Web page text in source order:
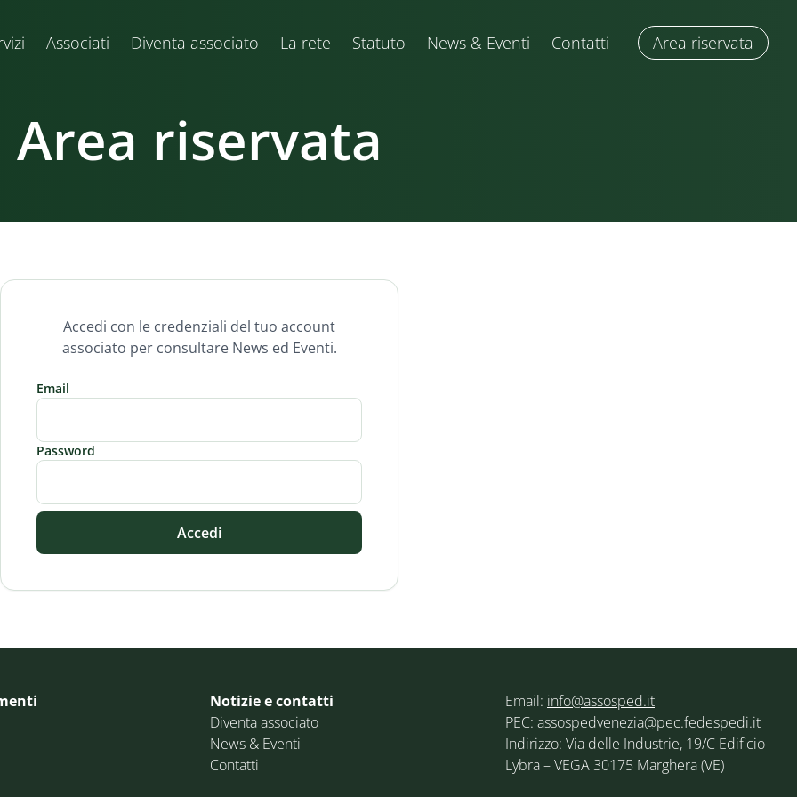
Associati Diventa associato La rete Statuto News & Eventi Contatti Area riservata
Area riservata
Accedi con le credenziali del tuo account
associato per consultare News ed Eventi.
Email
Password
Accedi
Notizie e contatti
Diventa associato
News & Eventi
Contatti
Email: info@assosped.it
PEC: assospedvenezia@pec.fedespedi.it
Indirizzo: Via delle Industrie, 19/C Edificio
Lybra – VEGA 30175 Marghera (VE)